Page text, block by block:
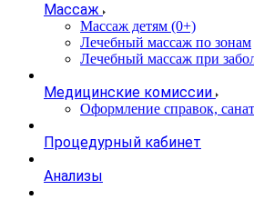
Массаж
Массаж детям (0+)
Лечебный массаж по зонам
Лечебный массаж при
Медицинские комиссии
Оформление справок,
Процедурный кабинет
Анализы